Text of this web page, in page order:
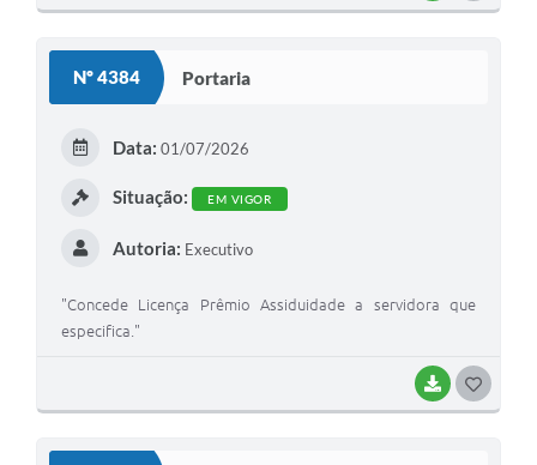
Nº 4384 Portaria
BAIXAR
Data: 01/07/2026
Situação: EM VIGOR
Autoria: Executivo
"Concede Licença Prêmio Assiduidade a servidora que
especifica."